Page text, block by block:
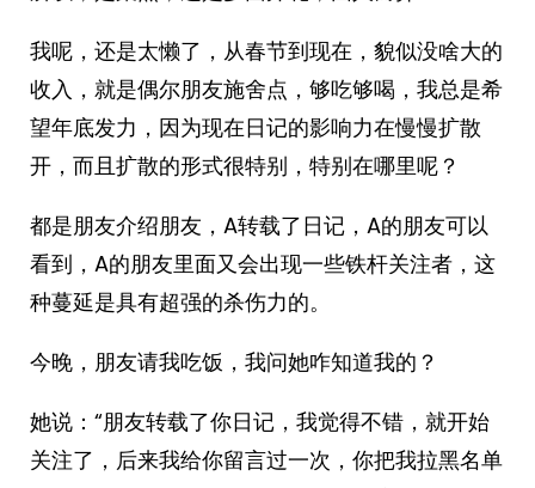
我呢，还是太懒了，从春节到现在，貌似没啥大的
收入，就是偶尔朋友施舍点，够吃够喝，我总是希
望年底发力，因为现在日记的影响力在慢慢扩散
开，而且扩散的形式很特别，特别在哪里呢？
都是朋友介绍朋友，A转载了日记，A的朋友可以
看到，A的朋友里面又会出现一些铁杆关注者，这
种蔓延是具有超强的杀伤力的。
今晚，朋友请我吃饭，我问她咋知道我的？
她说：“朋友转载了你日记，我觉得不错，就开始
关注了，后来我给你留言过一次，你把我拉黑名单